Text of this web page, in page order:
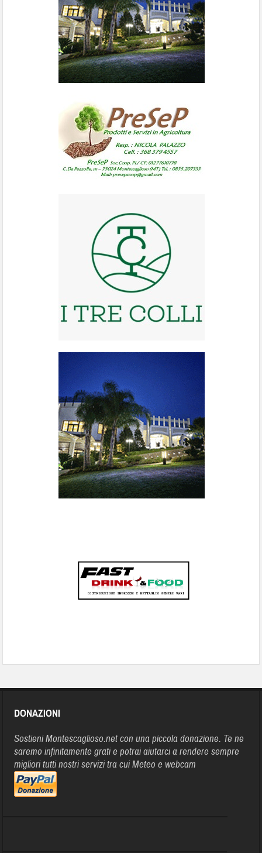
DONAZIONI
Sostieni Montescaglioso.net con una piccola donazione. Te ne
saremo infinitamente grati e potrai aiutarci a rendere sempre
migliori tutti nostri servizi tra cui Meteo e webcam